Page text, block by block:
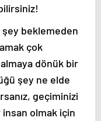
şey beklemeden
çok
dönük bir
şey ne elde
geçiminizi
olmak için